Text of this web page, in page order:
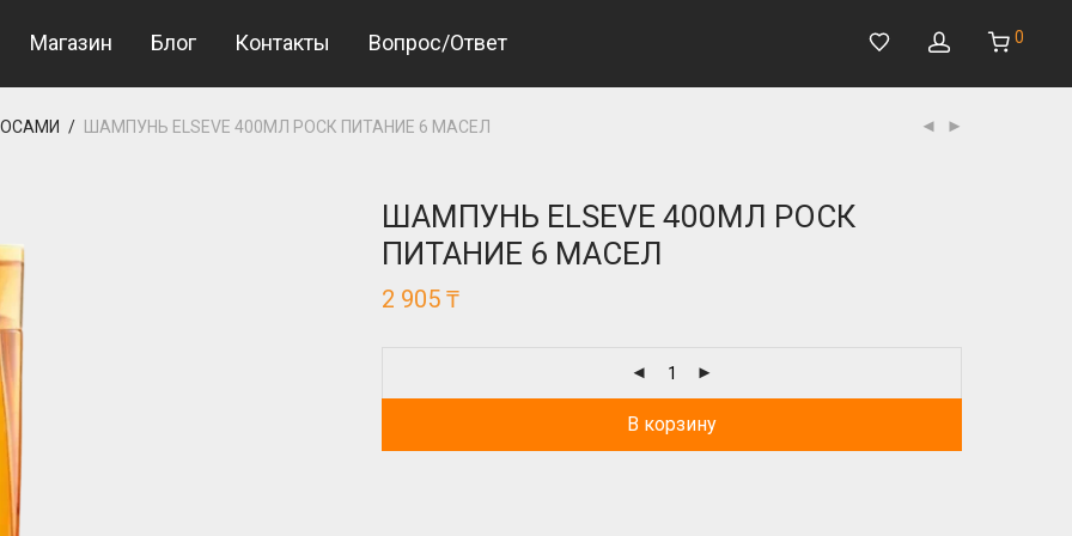
Магазин Блог Контакты Вопрос/Ответ 0
/ ШАМПУНЬ ELSEVE 400МЛ РОСК ПИТАНИЕ 6 МАСЕЛ
ШАМПУНЬ ELSEVE 400МЛ РОСК
ПИТАНИЕ 6 МАСЕЛ
2 905 ₸
В корзину